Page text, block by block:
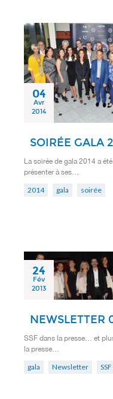
04
Avr
2014
SOIRÉE GALA
La soirée de gala 2014 a
présenter à ses…
2014 gala soirée
24
Fév
2013
NEWSLETTER
SSF dans la presse… et
la presse…
gala Newsletter SSF